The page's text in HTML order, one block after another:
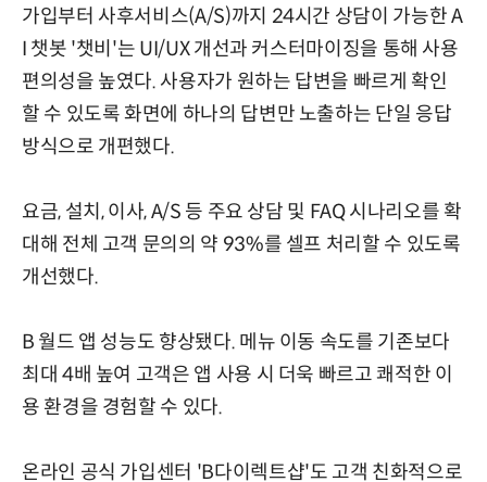
가입부터 사후서비스(A/S)까지 24시간 상담이 가능한 A
I 챗봇 '챗비'는 UI/UX 개선과 커스터마이징을 통해 사용
편의성을 높였다. 사용자가 원하는 답변을 빠르게 확인
할 수 있도록 화면에 하나의 답변만 노출하는 단일 응답
방식으로 개편했다.
요금, 설치, 이사, A/S 등 주요 상담 및 FAQ 시나리오를 확
대해 전체 고객 문의의 약 93%를 셀프 처리할 수 있도록
개선했다.
B 월드 앱 성능도 향상됐다. 메뉴 이동 속도를 기존보다
최대 4배 높여 고객은 앱 사용 시 더욱 빠르고 쾌적한 이
용 환경을 경험할 수 있다.
온라인 공식 가입센터 'B다이렉트샵'도 고객 친화적으로